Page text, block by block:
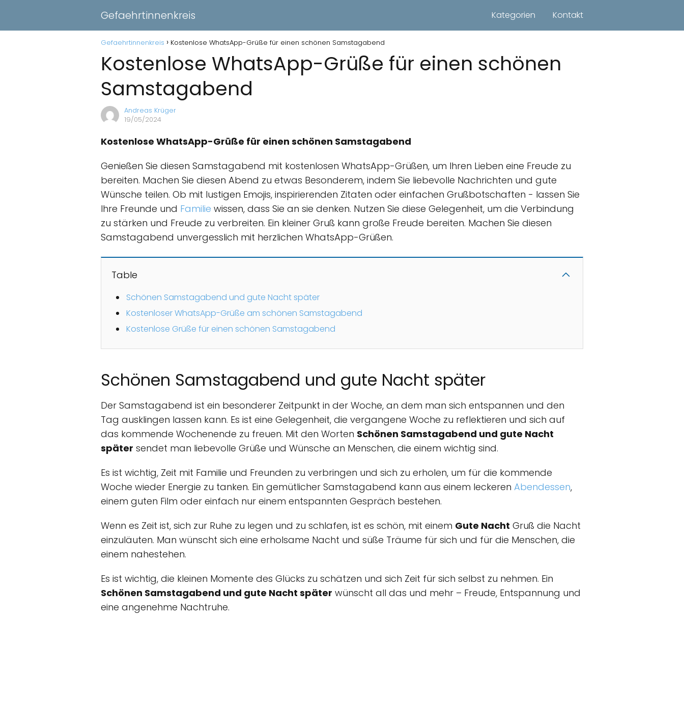
Gefaehrtinnenkreis Kategorien Kontakt
Gefaehrtinnenkreis Kostenlose WhatsApp-Grüße für einen schönen Samstagabend
Kostenlose WhatsApp-Grüße für einen schönen
Samstagabend
Andreas Krüger
19/05/2024
Kostenlose WhatsApp-Grüße für einen schönen Samstagabend
Genießen Sie diesen Samstagabend mit kostenlosen WhatsApp-Grüßen, um Ihren Lieben eine Freude zu
bereiten. Machen Sie diesen Abend zu etwas Besonderem, indem Sie liebevolle Nachrichten und gute
Wünsche teilen. Ob mit lustigen Emojis, inspirierenden Zitaten oder einfachen Grußbotschaften - lassen Sie
Ihre Freunde und Familie wissen, dass Sie an sie denken. Nutzen Sie diese Gelegenheit, um die Verbindung
zu stärken und Freude zu verbreiten. Ein kleiner Gruß kann große Freude bereiten. Machen Sie diesen
Samstagabend unvergesslich mit herzlichen WhatsApp-Grüßen.
Table
Schönen Samstagabend und gute Nacht später
Kostenloser WhatsApp-Grüße am schönen Samstagabend
Kostenlose Grüße für einen schönen Samstagabend
Schönen Samstagabend und gute Nacht später
Der Samstagabend ist ein besonderer Zeitpunkt in der Woche, an dem man sich entspannen und den
Tag ausklingen lassen kann. Es ist eine Gelegenheit, die vergangene Woche zu reflektieren und sich auf
das kommende Wochenende zu freuen. Mit den Worten Schönen Samstagabend und gute Nacht
später sendet man liebevolle Grüße und Wünsche an Menschen, die einem wichtig sind.
Es ist wichtig, Zeit mit Familie und Freunden zu verbringen und sich zu erholen, um für die kommende
Woche wieder Energie zu tanken. Ein gemütlicher Samstagabend kann aus einem leckeren Abendessen,
einem guten Film oder einfach nur einem entspannten Gespräch bestehen.
Wenn es Zeit ist, sich zur Ruhe zu legen und zu schlafen, ist es schön, mit einem Gute Nacht Gruß die Nacht
einzuläuten. Man wünscht sich eine erholsame Nacht und süße Träume für sich und für die Menschen, die
einem nahestehen.
Es ist wichtig, die kleinen Momente des Glücks zu schätzen und sich Zeit für sich selbst zu nehmen. Ein
Schönen Samstagabend und gute Nacht später wünscht all das und mehr – Freude, Entspannung und
eine angenehme Nachtruhe.